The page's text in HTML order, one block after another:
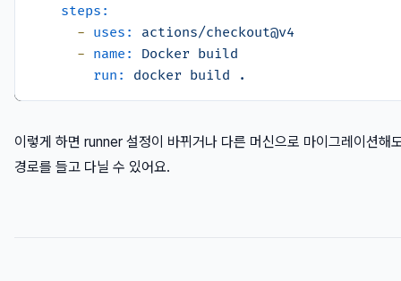
steps:
- uses:
actions/checkout@v4
- name: Docker build
run:
docker build .
이렇게 하면 runner 설정이 바뀌거나 다른 머신으로 마이그레이션
경로를 들고 다닐 수 있어요.